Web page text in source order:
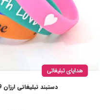
هدایای تبلیغاتی
دستبند تبلیغاتی ارزان 2019 با امکان چاپ اختصاصی